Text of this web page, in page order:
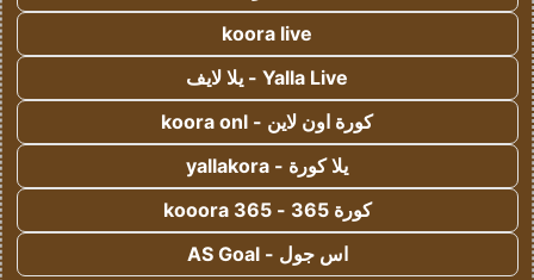
koora live
Yalla Live - يلا لايف
كورة اون لاين - koora onl
يلا كورة - yallakora
كورة 365 - kooora 365
اس جول - AS Goal